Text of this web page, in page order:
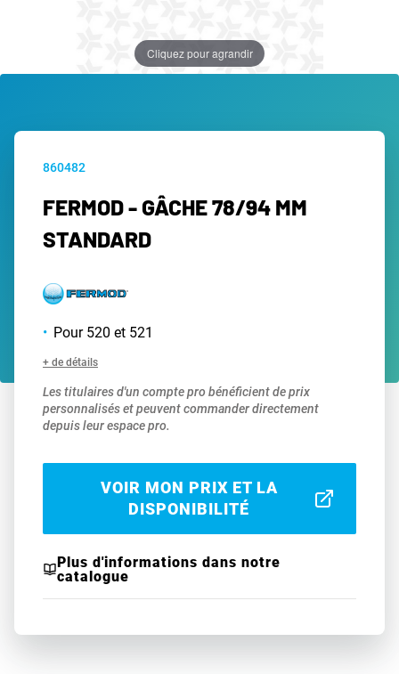
Cliquez pour agrandir
860482
FERMOD - GÂCHE 78/94 MM
STANDARD
Pour 520 et 521
+ de détails
Les titulaires d'un compte pro bénéficient de prix
personnalisés et peuvent commander directement
depuis leur espace pro.
VOIR MON PRIX ET LA
DISPONIBILITÉ
Plus d'informations dans notre
catalogue